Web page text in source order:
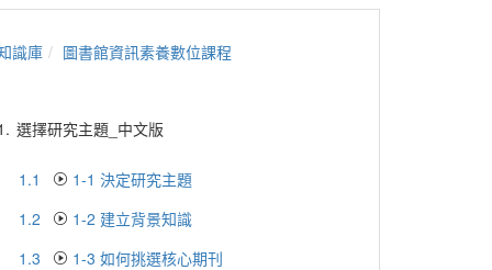
識庫 圖書館資訊素養數位課程
選擇研究主題_中文版
1.1
1-1 決定研究主題
1.2
1-2 建立背景知識
1.3
1-3 如何挑選核心期刊